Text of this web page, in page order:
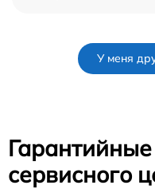
У меня
сервисного